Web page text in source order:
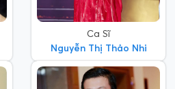
Ca Sĩ
Nguyễn Thị Thảo Nhi